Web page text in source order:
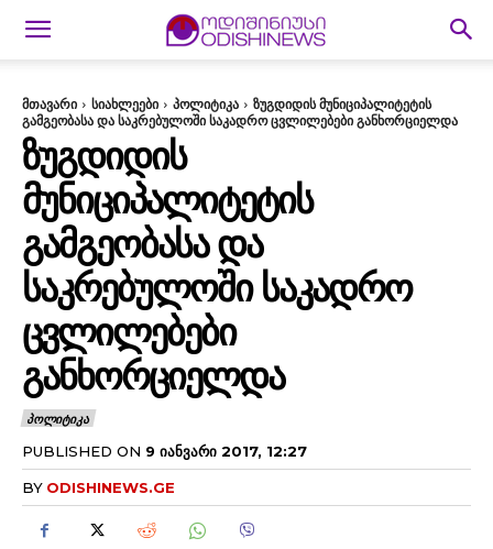
მთავარი სიახლეები პოლიტიკა
ზუგდიდის მუნიციპალიტეტის
გამგეობასა და საკრებულოში საკადრო ცვლილებები განხორციელდა
ᲖᲣᲒᲓᲘᲓᲘᲡ
ᲛᲣᲜᲘᲪᲘᲞᲐᲚᲘᲢᲔᲢᲘᲡ
ᲒᲐᲛᲒᲔᲝᲑᲐᲡᲐ ᲓᲐ
ᲡᲐᲙᲠᲔᲑᲣᲚᲝᲨᲘ ᲡᲐᲙᲐᲓᲠᲝ
ᲪᲕᲚᲘᲚᲔᲑᲔᲑᲘ
ᲒᲐᲜᲮᲝᲠᲪᲘᲔᲚᲓᲐ
ᲞᲝᲚᲘᲢᲘᲙᲐ
PUBLISHED ON 9 ᲘᲐᲜᲕᲐᲠᲘ 2017, 12:27
BY ODISHINEWS.GE